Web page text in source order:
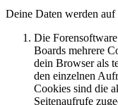
Deine Daten werden auf
Die
Boards mehrere
dein Browser als
den einzelnen
Cookies sind die
Seitenaufrufe